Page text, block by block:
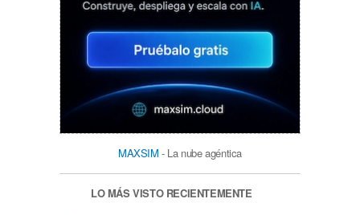
MAXSIM - La nube agéntica
LO MÁS VISTO RECIENTEMENTE